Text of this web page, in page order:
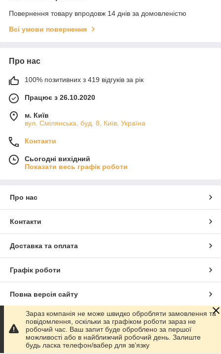
Повернення товару впродовж 14 днів за домовленістю
Всі умови повернення
Про нас
100% позитивних з 419 відгуків за рік
Працює з 26.10.2020
м. Київ
вул. Смілянська, буд. 8, Київ, Україна
Контакти
Сьогодні вихідний
Показати весь графік роботи
Про нас
Контакти
Доставка та оплата
Графік роботи
Повна версія сайту
Сайт створено на маркетплейсіProm.ua
Політика конфіденційності
Зараз компанія не може швидко обробляти замовлення та
повідомлення, оскільки за графіком роботи зараз не
робочий час. Ваш запит буде оброблено за першої
можливості або в найближчий робочий день. Залиште
будь ласка телефон/вабер для звʼязку